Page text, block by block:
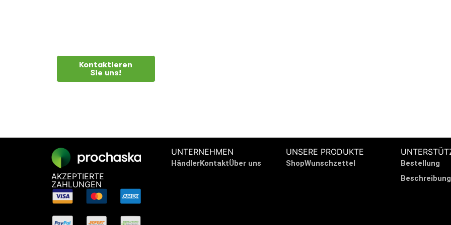
Kontaktieren
Sie uns!
AKZEPTIERTE
ZAHLUNGEN
UNTERNEHMEN
HändlerKontaktÜber uns
UNSERE PRODUKTE
ShopWunschzettel
Bestellung
Beschreibung